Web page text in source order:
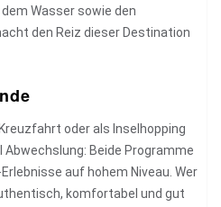
Wasser sowie den
den Reiz dieser Destination
oder als Inselhopping
Beide Programme
auf hohem Niveau. Wer
komfortabel und gut